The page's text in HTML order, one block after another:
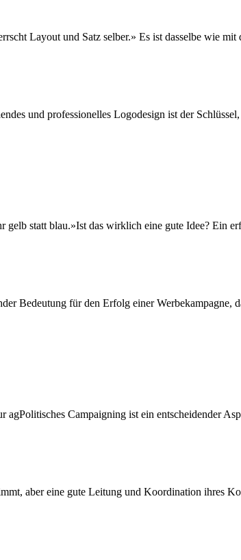
Layout und Satz selber.» Es ist dasselbe wie
und professionelles Logodesign ist der
gelb statt blau.»Ist das wirklich eine gute Idee? Ein
Bedeutung für den Erfolg einer Werbekampagne,
Campaigning ist ein entscheidender
aber eine gute Leitung und Koordination ihres